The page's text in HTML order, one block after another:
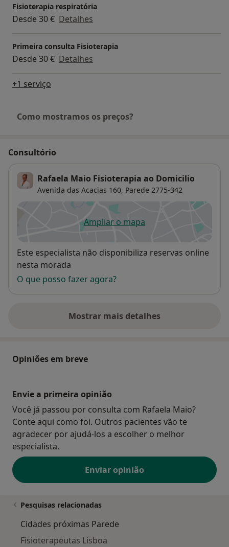
Fisioterapia respiratória
Desde 30 € Detalhes
Primeira consulta Fisioterapia
Desde 30 € Detalhes
+1 serviço
Como mostramos os preços?
Consultório
Rafaela Maio Fisioterapia ao Domicilio
Avenida das Acacias 160, Parede 2775-342
Ampliar o mapaabre num novo separador
Disponibilidade
Este especialista não disponibiliza reservas online
nesta morada
O que posso fazer agora?
Mostrar mais detalhes
sobre o endereço
Opiniões em breve
Envie a primeira opinião
Você já passou por consulta com Rafaela Maio?
Conte aqui como foi. Outros pacientes vão te
agradecer por ajudá-los a escolher o melhor
especialista.
Enviar opinião
Pesquisas relacionadas
Cidades próximas Parede
Fisioterapeutas Lisboa